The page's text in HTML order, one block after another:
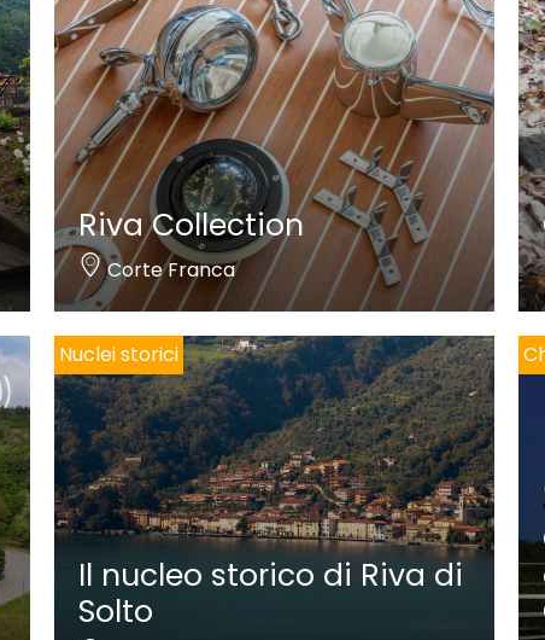
Riva Collection
Corte Franca
Nuclei storici
Il nucleo storico di Riva di
Solto